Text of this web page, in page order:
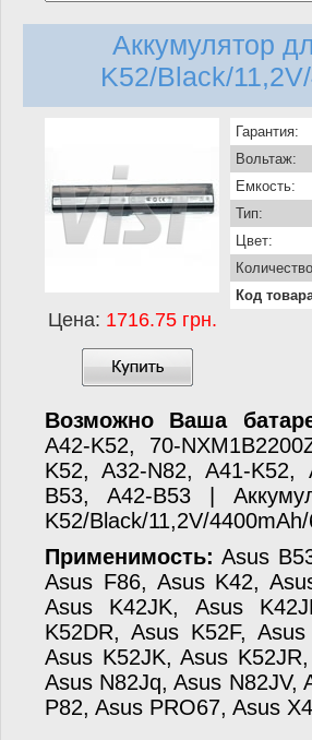
Аккумулятор
K52/Black/
Цена: 1716.75 грн.
Гарантия:
Вольтаж:
Емкость:
Тип:
Цвет:
Код
Возможно Ваша
A42-K52, 70-
K52, A32-N82, A41-K52,
B53, A42-B53 |
K52/Black/11,2V/
Применимость: Asus
Asus F86, Asus K42,
Asus K42JK, Asus
K52DR, Asus K52F,
Asus K52JK, Asus
Asus N82Jq, Asus N82JV,
P82, Asus PRO67, Asus